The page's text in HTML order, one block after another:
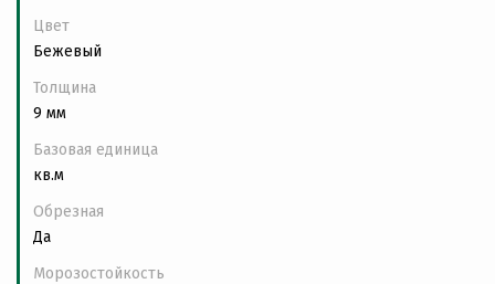
Цвет
Бежевый
Толщина
9 мм
Базовая единица
кв.м
Обрезная
Да
Морозостойкость